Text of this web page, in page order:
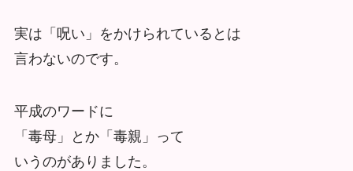
実は「呪い」をかけられているとは
言わないのです。
平成のワードに
「毒母」とか「毒親」って
いうのがありました。